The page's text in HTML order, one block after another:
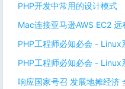
PHP开发中常用的设计模式
Mac连接亚马逊AWS EC2
PHP工程师必知必会 -
PHP工程师必知必会 -
响应国家号召 发展地摊经济